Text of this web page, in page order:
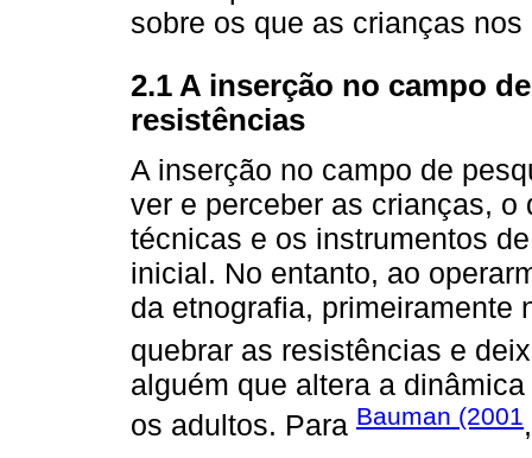
sobre os que as crianças nos
2.1 A inserção no campo
resistências
A inserção no campo de
ver e perceber as crianças,
técnicas e os instrumentos
inicial. No entanto, ao
da etnografia, primeiramente
quebrar as resistências e
alguém que altera a
os adultos. Para Bauman (2001